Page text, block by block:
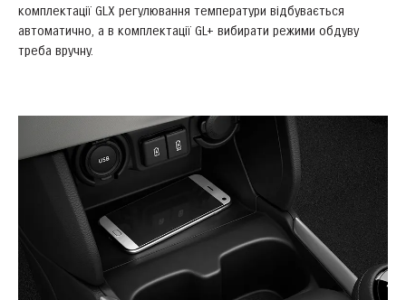
комплектації GLX регулювання температури відбувається
автоматично, а в комплектації GL+ вибирати режими обдуву
треба вручну.